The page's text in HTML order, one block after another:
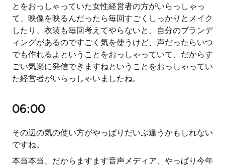
とをおっしゃっていた女性経営者の方がいらっしゃっ
て、映像を映るんだったら毎回すごくしっかりとメイク
したり、衣装も毎回考えてやらないと、自分のブランデ
ィングがあるのですごく気を使うけど、声だったらいつ
でも作れるよということをおっしゃっていて、だからす
ごい気楽に発信できますねということをおっしゃってい
た経営者がいらっしゃいましたね。
06:00
その辺の気の使い方がやっぱりだいぶ違うかもしれない
ですね。
本当本当、だからますます音声メディア、やっぱり今年